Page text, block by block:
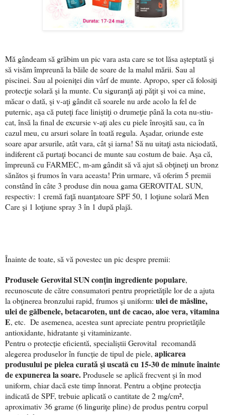
Mă gândeam să grăbim un pic vara asta care se tot lăsa aşteptată şi
să visăm împreună la băile de soare de la malul mării. Sau al
piscinei. Sau al poieniţei din vârf de munte. Apropo, sper că folosiţi
protecţie solară şi la munte. Cu siguranţă aţi păţit şi voi ca mine,
măcar o dată, şi v-aţi gândit că soarele nu arde acolo la fel de
puternic, aşa că puteţi face liniştiţi o drumeţie până la cota nu-stiu-
cat, însă la final de excursie v-aţi ales cu piele înroşită sau, ca în
cazul meu, cu arsuri solare în toată regula. Aşadar, oriunde este
soare apar arsurile, atât vara, cât şi iarna! Să nu uitaţi asta niciodată,
indiferent că purtaţi bocanci de munte sau costum de baie. Aşa că,
împreună cu FARMEC, m-am gândit să vă ajut să obţineţi un bronz
sănătos şi frumos în vara aceasta! Prin urmare, vă oferim 5 premii
constând în câte 3 produse din noua gama GEROVITAL SUN,
respectiv: 1 cremă faţă nuanţatoare SPF 50, 1 loţiune solară Men
Care şi 1 loţiune spray 3 în 1 după plajă.
Înainte de toate, să vă povestec un pic despre premii:
Produsele Gerovital SUN conţin ingrediente populare,
recunoscute de către consumatori pentru proprietăţile lor de a ajuta
la obţinerea bronzului rapid, frumos şi uniform: ulei de măsline,
ulei de gălbenele, betacaroten, unt de cacao, aloe vera, vitamina
E, etc. De asemenea, acestea sunt apreciate pentru proprietăţile
antioxidante, hidratante şi vitaminizante.
Pentru o protecție eficientă, specialiștii Gerovital recomandă
alegerea produselor în funcție de tipul de piele, aplicarea
produsului pe pielea curatǎ şi uscată cu 15-30 de minute înainte
de expunerea la soare.Produsele se aplică frecvent şi în mod
uniform, chiar dacă este timp înnorat. Pentru a obţine protecţia
indicată de SPF, trebuie aplicată o cantitate de 2 mg/cm²,
aproximativ 36 grame (6 linguriţe pline) de produs pentru corpul